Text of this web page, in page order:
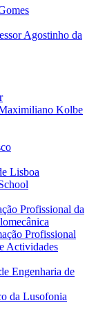
Agostinho da
Kolbe
Lisboa
Profissional da
Profissional
Actividades
Engenharia de
da Lusofonia